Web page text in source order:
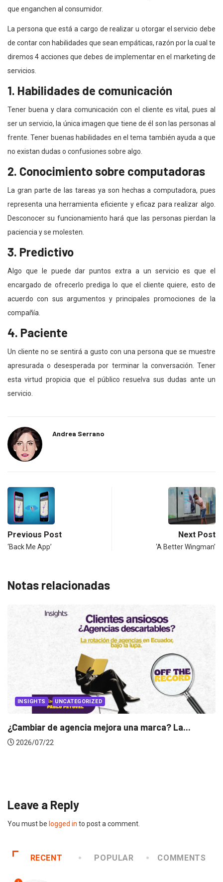
que enganchen al consumidor.
La persona que está a cargo de realizar u otorgar el servicio debe
de contar con habilidades que sean empáticas, razón por la cual te
diremos 4 acciones que debes de implementar en el marketing de
servicios.
1. Habilidades de comunicación
Tener buena y clara comunicación con el cliente es vital, pues al
ser un servicio, la única imagen que tiene de él son las personas al
frente. Tener buenas habilidades en el tema también ayuda a que
no existan dudas o confusiones sobre algo.
2. Conocimiento sobre computadoras
La gran parte de las tareas ya son hechas a computadora, pues
representa una herramienta eficiente y eficaz para realizar algo.
Desconocer su funcionamiento hará que las personas pierdan la
paciencia y se molesten.
3. Predictivo
Algo que le puede dar puntos extra a un servicio es que el
encargado de ofrecerlo prediga lo que el cliente quiere, esto de
acuerdo con sus argumentos y principales promociones de la
compañía.
4. Paciente
Un cliente no se sentirá a gusto con una persona que se muestre
apresurada o desesperada por terminar la conversación. Tener
esta virtud propicia que el público resuelva sus dudas ante un
servicio.
Andrea Serrano
Previous Post
‘Back Me App’
Next Post
‘A Better Wingman’
Notas relacionadas
INSIGHTS
Leave a Reply
You must be logged in to post a comment.
RECENT POPULAR COMMENTS